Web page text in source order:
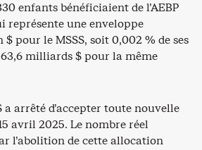
enfants bénéficiaient de l’AEBP
représente une enveloppe
pour le MSSS, soit 0,002 % de ses
63,6 milliards $ pour la même
a arrêté d’accepter toute nouvelle
avril 2025. Le nombre réel
l’abolition de cette allocation